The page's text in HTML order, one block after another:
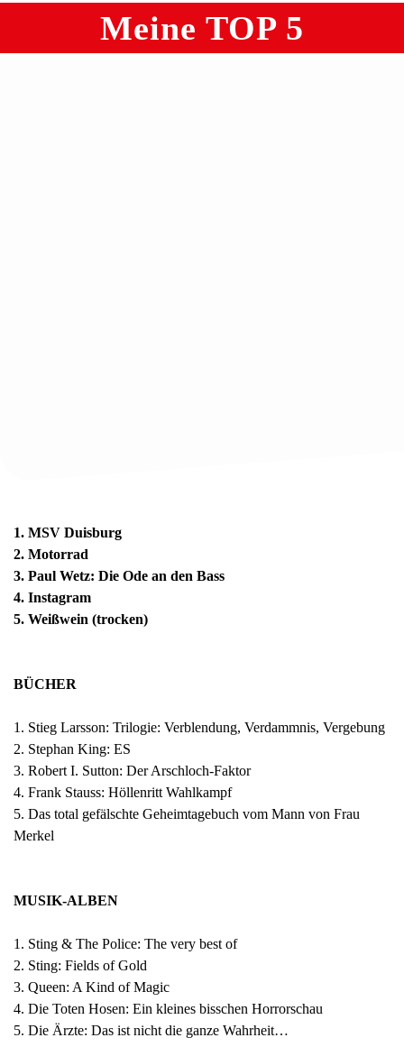
Meine TOP 5
1. MSV Duisburg
2. Motorrad
3. Paul Wetz: Die Ode an den Bass
4. Instagram
5. Weißwein (trocken)
BÜCHER
1. Stieg Larsson: Trilogie: Verblendung, Verdammnis, Vergebung
2. Stephan King: ES
3. Robert I. Sutton: Der Arschloch-Faktor
4. Frank Stauss: Höllenritt Wahlkampf
5. Das total gefälschte Geheimtagebuch vom Mann von Frau
Merkel
MUSIK-ALBEN
1. Sting & The Police: The very best of
2. Sting: Fields of Gold
3. Queen: A Kind of Magic
4. Die Toten Hosen: Ein kleines bisschen Horrorschau
5. Die Ärzte: Das ist nicht die ganze Wahrheit…